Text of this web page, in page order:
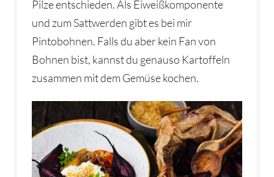
Pilze entschieden. Als Eiweißkomponente
und zum Sattwerden gibt es bei mir
Pintobohnen. Falls du aber kein Fan von
Bohnen bist, kannst du genauso Kartoffeln
zusammen mit dem Gemüse kochen.